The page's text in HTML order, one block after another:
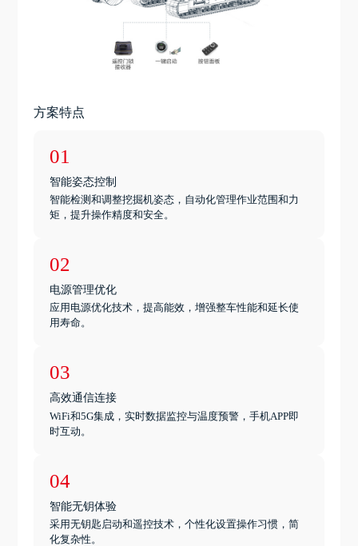
方案特点
01
智能姿态控制
智能检测和调整挖掘机姿态，自动化管理作业范围和力
矩，提升操作精度和安全。
02
电源管理优化
应用电源优化技术，提高能效，增强整车性能和延长使
用寿命。
03
高效通信连接
WiFi和5G集成，实时数据监控与温度预警，手机APP即
时互动。
04
智能无钥体验
采用无钥匙启动和遥控技术，个性化设置操作习惯，简
化复杂性。